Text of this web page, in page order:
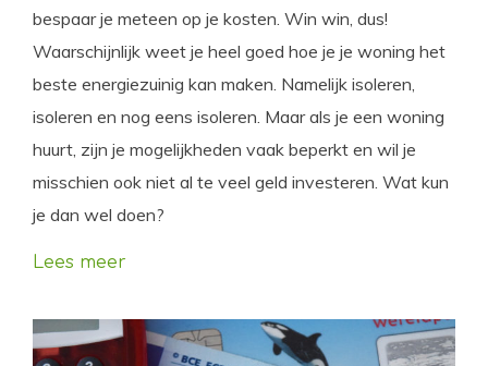
bespaar je meteen op je kosten. Win win, dus!
Waarschijnlijk weet je heel goed hoe je je woning het
beste energiezuinig kan maken. Namelijk isoleren,
isoleren en nog eens isoleren. Maar als je een woning
huurt, zijn je mogelijkheden vaak beperkt en wil je
misschien ook niet al te veel geld investeren. Wat kun
je dan wel doen?
Lees meer